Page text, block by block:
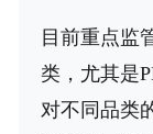
目前重点监
类，尤其是
对不同品类